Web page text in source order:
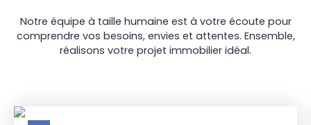
Notre équipe à taille humaine est à votre écoute pour
comprendre vos besoins, envies et attentes. Ensemble,
réalisons votre projet immobilier idéal.